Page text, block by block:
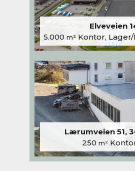
Elveveien
5.000 m²Kontor, Lager/
Lærumveien 51,
250 m²